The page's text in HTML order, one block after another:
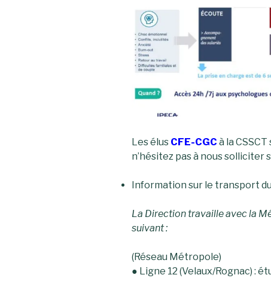
Les élus CFE-CGC à la
n’hésitez pas à nous solliciter
Information sur le transport
La Direction travaille avec la
suivant :
(Réseau Métropole)
● Ligne 12 (Velaux/Rognac) :